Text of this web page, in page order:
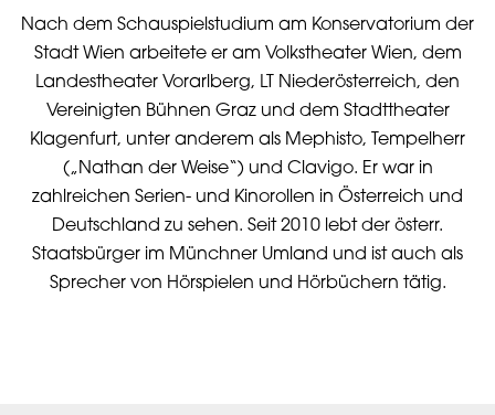
Nach dem Schauspielstudium am Konservatorium der
Stadt Wien arbeitete er am Volkstheater Wien, dem
Landestheater Vorarlberg, LT Niederösterreich, den
Vereinigten Bühnen Graz und dem Stadttheater
Klagenfurt, unter anderem als Mephisto, Tempelherr
(„Nathan der Weise“) und Clavigo. Er war in
zahlreichen Serien- und Kinorollen in Österreich und
Deutschland zu sehen. Seit 2010 lebt der österr.
Staatsbürger im Münchner Umland und ist auch als
Sprecher von Hörspielen und Hörbüchern tätig.